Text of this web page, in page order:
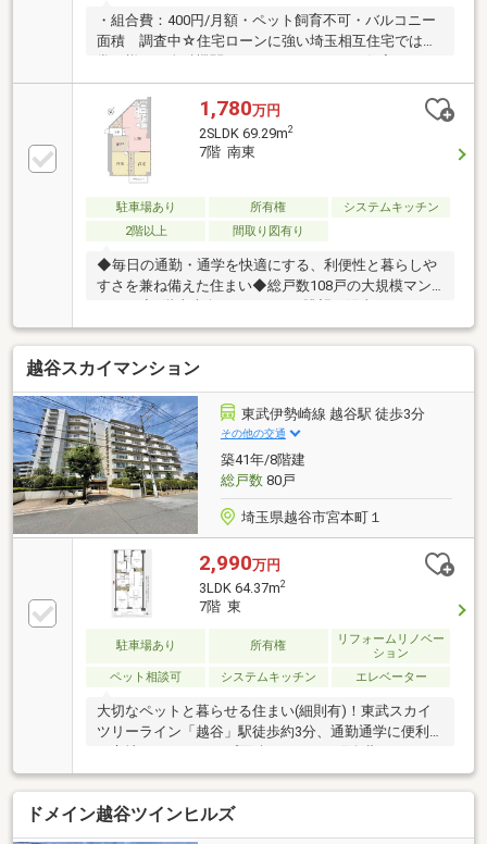
・組合費：400円/月額・ペット飼育不可・バルコニー
面積 調査中☆住宅ローンに強い埼玉相互住宅では、
専門の部署がございますので、お客様一人一人に合っ
た、またその時々に最も良い条件でお借入れができる
ご提案をさせていただきます。住宅ローンに不安があ
る方、借り入れができないと思っている方、あきらめ
る前に一度埼玉相互住宅（株）東越谷店までお越しく
ださい！
1,780万円
2SLDK 69.29m2
7階 南東
駐車場あり 所有権
システムキッチン
2階以上
間取り図有り
◆毎日の通勤・通学を快適にする、利便性と暮らしや
すさを兼ね備えた住まい◆総戸数108戸の大規模マン
越谷スカイマンション
東武伊勢崎線 越谷駅 徒歩3分
その他の交通
築41年/8階建
総戸数80戸
埼玉県越谷市宮本町１
2,990万円
3LDK 64.37m2
7階 東
駐車場あり 所有権
リフォームリノベー
ション
ペット相談可
システムキッチン エレベーター
大切なペットと暮らせる住まい(細則有)！東武スカイ
ツリーライン「越谷」駅徒歩約3分、通勤通学に便利
月・駐車場：平面5500円/月 空き状況都度要確認
【地域と共に50年以上。埼玉相互住宅・本社ならでは
の情報力】創業50年以上、地域に根差してきた埼玉相
互住宅 本社だからこそ、公開前情報・周辺相場・将来
ドメイン越谷ツインヒルズ